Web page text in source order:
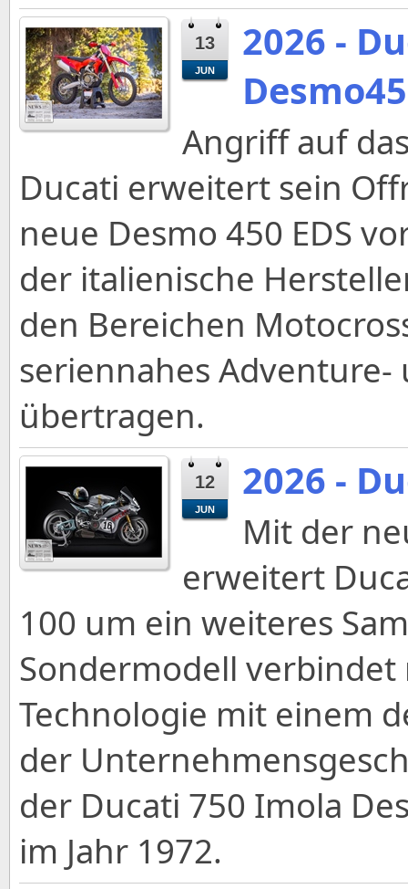
13
JUN
2026 -
Angriff auf
Ducati erweitert sein
neue Desmo 450 EDS
der italienische
den Bereichen
seriennahes
übertragen.
12
JUN
2026 -
Mit der
erweitert
100 um ein weiteres
Sondermodell
Technologie mit einem
der
der Ducati 750 Imola
im Jahr 1972.